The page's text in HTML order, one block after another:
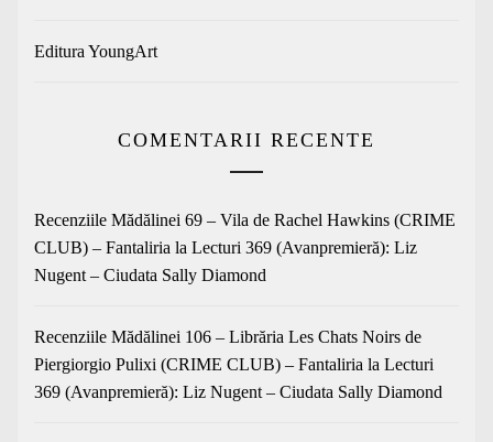
Editura YoungArt
COMENTARII RECENTE
Recenziile Mădălinei 69 – Vila de Rachel Hawkins (CRIME
CLUB) – Fantaliria la Lecturi 369 (Avanpremieră): Liz
Nugent – Ciudata Sally Diamond
Recenziile Mădălinei 106 – Librăria Les Chats Noirs de
Piergiorgio Pulixi (CRIME CLUB) – Fantaliria la Lecturi
369 (Avanpremieră): Liz Nugent – Ciudata Sally Diamond